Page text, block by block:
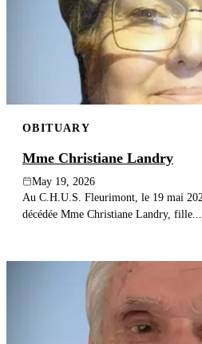
OBITUARY
Mme Christiane Landry
May 19, 2026
Au C.H.U.S. Fleurimont, le 19 mai
décédée Mme Christiane Landry, fille...